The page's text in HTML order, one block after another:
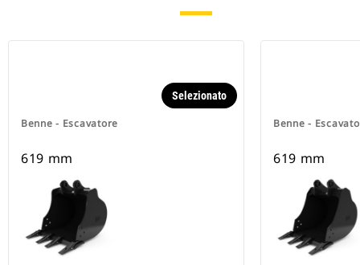
Benne - Escavatore
Selezionato
619 mm
Benne -
619 mm